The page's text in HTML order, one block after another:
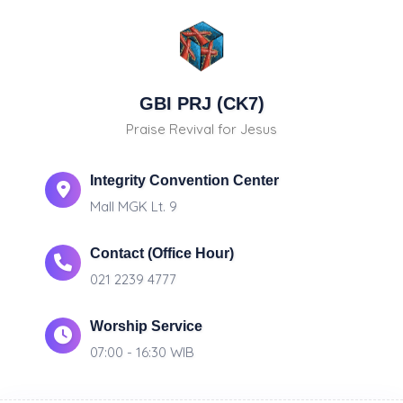
GBI PRJ (CK7)
Praise Revival for Jesus
Integrity Convention Center
Mall MGK Lt. 9
Contact (Office Hour)
021 2239 4777
Worship Service
07:00 - 16:30 WIB